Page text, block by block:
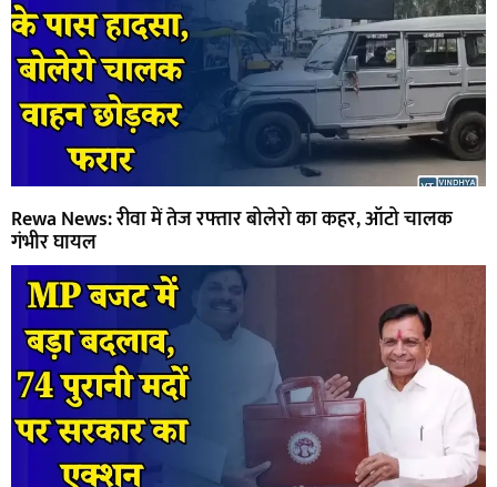
Rewa News: रीवा में तेज रफ्तार बोलेरो का कहर, ऑटो चालक
गंभीर घायल